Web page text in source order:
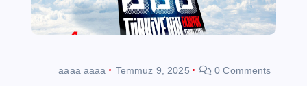
aaaa aaaa Temmuz 9, 2025 0 Comments